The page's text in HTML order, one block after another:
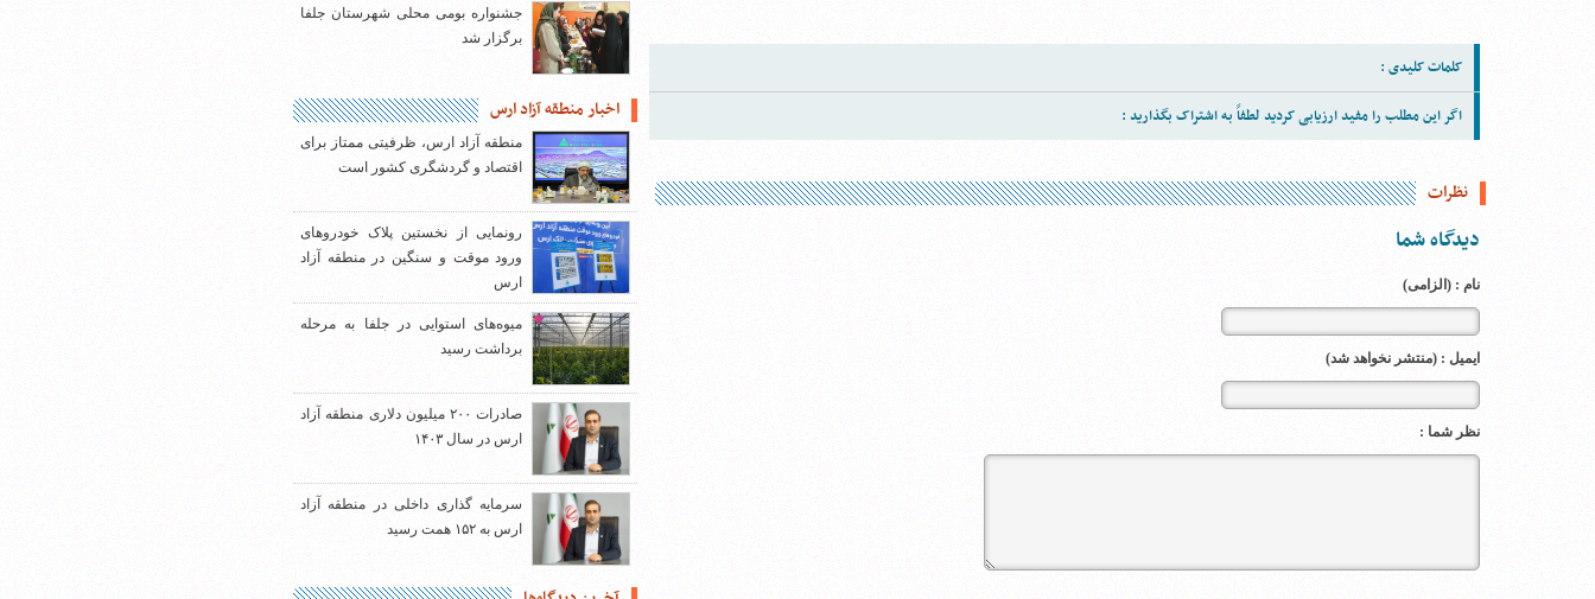
کلمات کلیدی :
اگر این مطلب را مفید ارزیابی کردید لطفاً به اشتراک بگذارید :
نظرات
دیدگاه شما
نام : (الزامی)
ایمیل : (منتشر نخواهد شد)
نظر شما :
جشنواره بومی محلی شهرستان جلفا
برگزار شد
اخبار منطقه آزاد ارس
منطقه آزاد ارس، ظرفیتی ممتاز برای
اقتصاد و گردشگری کشور است
رونمایی از نخستین پلاک خودروهای
ورود موقت و سنگین در منطقه آزاد
ارس
میوه‌های استوایی در جلفا به مرحله
برداشت رسید
صادرات ۲۰۰ میلیون دلاری منطقه آزاد
ارس در سال ۱۴۰۳
سرمایه گذاری داخلی در منطقه آزاد
ارس به ۱۵۲ همت رسید